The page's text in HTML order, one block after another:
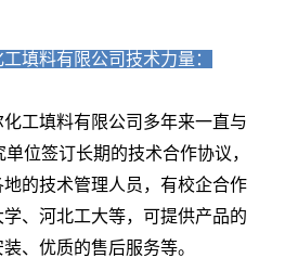
填料有限公司技术力量：
工填料有限公司多年来一直与
位签订长期的技术合作协议，
的技术管理人员，有校企合作
、河北工大等，可提供产品的
、优质的售后服务等。